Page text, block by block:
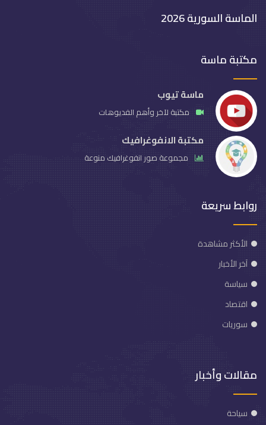
الماسة السورية 2026
مكتبة ماسة
ماسة تيوب
مكتبة لآخر وأهم الفديوهات
مكتبة الانفوغرافيك
مجموعة صور انفوغرافيك منوعة
روابط سريعة
الأكثر مشاهدة
آخر الأخبار
سياسة
اقتصاد
سوريات
مقالات وأخبار
سياحة